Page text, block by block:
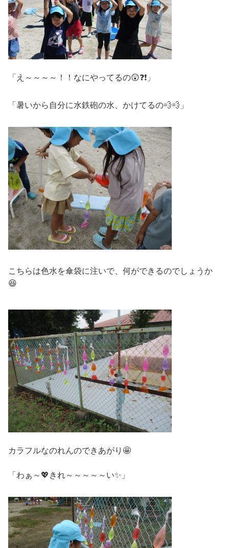
「え～～～～！！なにやってるの😲❓❗」
「暑いから自分に水鉄砲の水、かけてるの💨💨」
こちらは色水を傘袋に注いで、何ができるのでしょうか
😆
カラフルなのれんのできあがり🤩
「わぁ～💖きれ～～～～～い✨」